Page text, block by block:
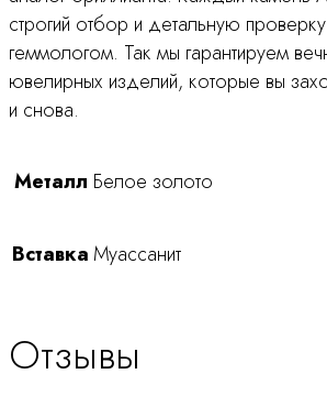
строгий отбор и детальную
геммологом. Так мы гарантируем
ювелирных изделий, которые вы
и снова.
Металл Белое золото
Вставка Муассанит
Отзывы